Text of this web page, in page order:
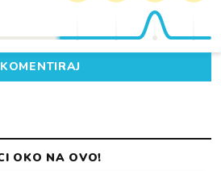
KOMENTIRAJ